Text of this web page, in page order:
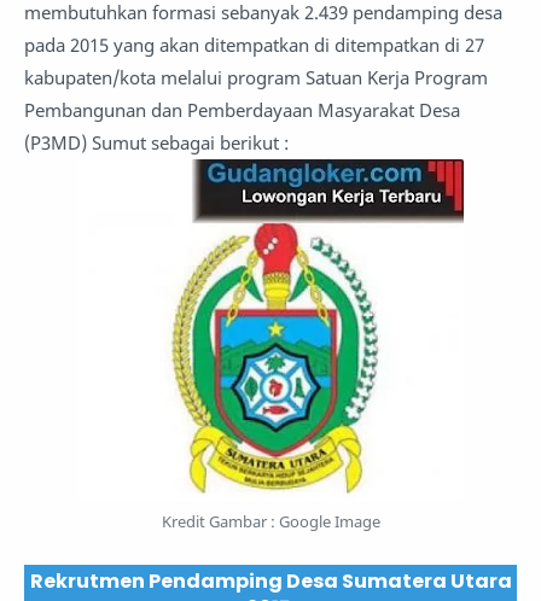
membutuhkan formasi sebanyak 2.439 pendamping desa
pada 2015 yang akan ditempatkan di ditempatkan di 27
kabupaten/kota melalui program Satuan Kerja Program
Pembangunan dan Pemberdayaan Masyarakat Desa
(P3MD) Sumut sebagai berikut :
Kredit Gambar : Google Image
Rekrutmen Pendamping Desa Sumatera Utara